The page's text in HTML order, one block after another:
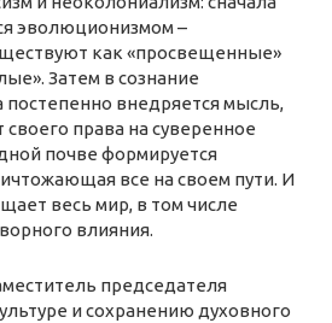
эволюционизмом –
как «просвещенные»
Затем в сознание
постепенно внедряется мысль,
права на суверенное
почве формируется
все на своем пути. И
весь мир, в том числе
влияния.
председателя
и сохранению духовного